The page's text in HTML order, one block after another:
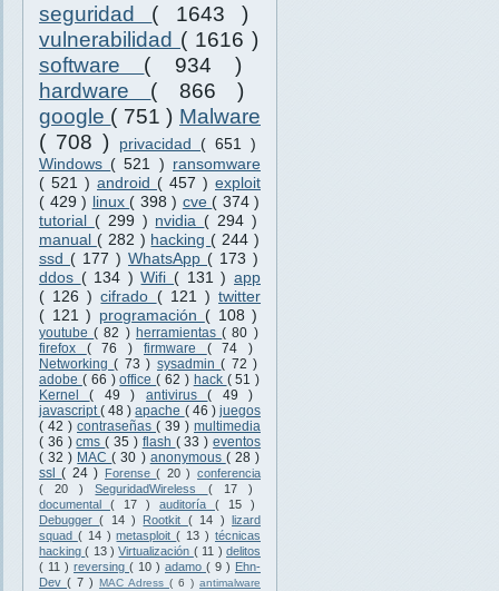
seguridad ( 1643 )
vulnerabilidad ( 1616 )
software ( 934 )
hardware ( 866 )
google ( 751 ) Malware
( 708 )
privacidad ( 651 )
Windows ( 521 ) ransomware
( 521 ) android ( 457 ) exploit
( 429 ) linux ( 398 ) cve ( 374 )
tutorial ( 299 ) nvidia ( 294 )
manual ( 282 ) hacking ( 244 )
ssd ( 177 ) WhatsApp ( 173 )
ddos ( 134 )Wifi ( 131 ) app
( 126 )cifrado ( 121 )twitter
( 121 ) programación ( 108 )
youtube( 82 ) herramientas( 80 )
firefox ( 76 ) firmware ( 74 )
Networking( 73 ) sysadmin( 72 )
adobe ( 66 )office( 62 ) hack ( 51 )
Kernel( 49 ) antivirus( 49 )
javascript( 48 )apache ( 46 ) juegos
( 42 ) contraseñas ( 39 ) multimedia
( 36 )cms( 35 ) flash ( 33 )eventos
( 32 ) MAC( 30 ) anonymous ( 28 )
ssl( 24 ) Forense( 20 ) conferencia
( 20 )SeguridadWireless ( 17 )
documental ( 17 ) auditoría ( 15 )
Debugger( 14 ) Rootkit ( 14 ) lizard
squad ( 14 )metasploit( 13 ) técnicas
hacking( 13 )Virtualización ( 11 ) delitos
( 11 ) reversing ( 10 ) adamo ( 9 ) Ehn-
Dev ( 7 ) MAC Adress ( 6 ) antimalware